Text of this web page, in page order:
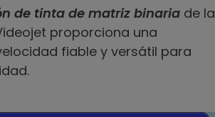
de tinta de matriz binaria de la
proporciona una
fiable y versátil para